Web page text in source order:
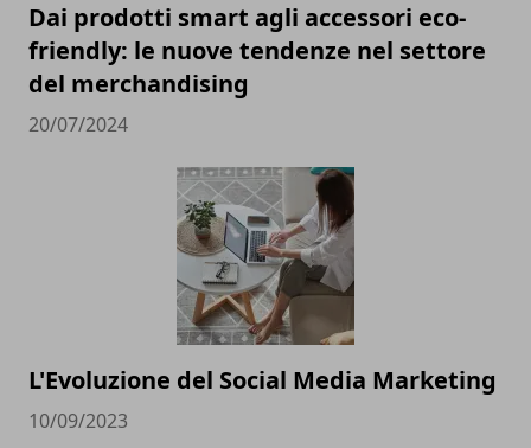
Dai prodotti smart agli accessori eco-
friendly: le nuove tendenze nel settore
del merchandising
20/07/2024
L'Evoluzione del Social Media Marketing
10/09/2023